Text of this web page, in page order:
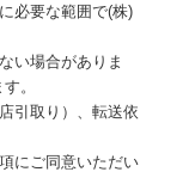
必要な範囲で(株)
い場合がありま
。
引取り）、転送依
にご同意いただい